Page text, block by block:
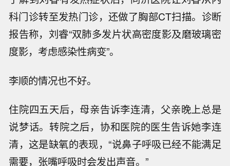
科门诊转至发热门诊，还做了胸部CT扫描。诊断
报告称，刘睿“双肺多发片状高密度影及磨玻璃密
度影，考虑感染性病变”。
李顺的情况也不好。
住院四五天后，母亲告诉李连清，父亲晚上总是
说梦话。转院之后，协和医院的医生告诉她李连
清，这是缺氧的表现，“说鼻子呼吸已经不能满足
需要，张嘴呼吸时会发出声音。”